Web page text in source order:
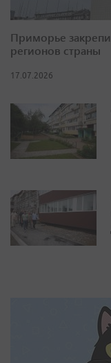
Приморье
регионов страны
17.07.2026